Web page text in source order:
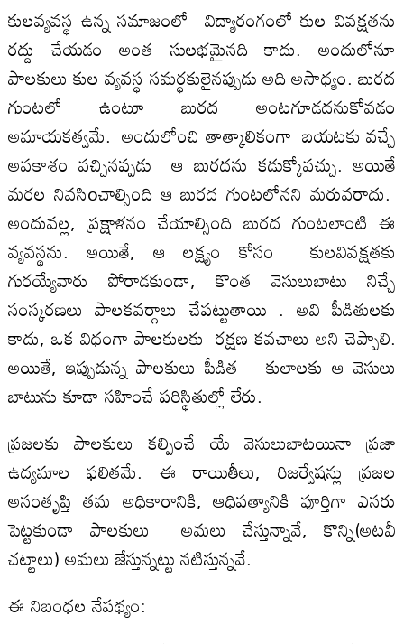
కులవ్యవస్థ ఉన్న స‌మాజంలో విద్యారంగంలో కుల వివక్షతను
రద్దు చేయడం అంత సులభమైనది కాదు. అందులోనూ
పాలకులు కుల వ్యవస్థ సమర్థకులైనప్పుడు అది అసాధ్యం. బురద
గుంటలో ఉంటూ బురద అంటగూడదనుకోవడం
అమాయకత్వమే. అందులోంచి తాత్కాలికంగా బయటకు వచ్చే
అవకాశం వ‌చ్చిన‌ప్ప‌డు ఆ బురదను కడుక్కోవచ్చు. అయితే
మరల నివసిoచాల్సింది ఆ బురద గుంటలోనని మరువరాదు.
అందువల్ల, ప్రక్షాళనం చేయాల్సింది బురద గుంటలాంటి ఈ
వ్యవస్థను. అయితే, ఆ లక్ష్యం కోసం కులవివక్షతకు
గురయ్యేవారు పోరాడకుండా, కొంత వెసులుబాటు నిచ్చే
సంస్కరణలు పాలకవర్గాలు చేపట్టుతాయి . అవి పీడితులకు
కాదు, ఒక విధంగా పాలకులకు రక్షణ కవచాలు అని చెప్పాలి.
అయితే, ఇప్పుడున్న పాలకులు పీడిత కులాలకు ఆ వెసులు
బాటును కూడా సహించే పరిస్థితుల్లో లేరు.
ప్రజలకు పాలకులు కల్పించే యే వెసులుబాటయినా ప్రజా
ఉద్యమాల ఫలితమే. ఈ రాయితీలు, రిజర్వేషన్లు ప్రజల
అసంతృప్తి తమ అధికారానికి, ఆధిపత్యానికి పూర్తిగా ఎసరు
పెట్టకుండా పాలకులు అమలు చేస్తున్నావే, కొన్ని(అటవీ
చట్టాలు) అమలు జేస్తున్నట్టు నటిస్తున్నవే.
ఈ నిబంధ‌ల నేపథ్యం: